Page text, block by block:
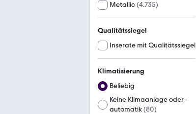
Metallic(4.735)
Qualitätssiegel
Inserate mit Qualitätssiegel
Klimatisierung
Beliebig
Keine Klimaanlage oder -
automatik(80)